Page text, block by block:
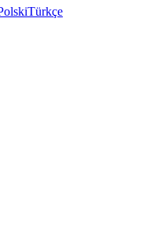
Türkçe